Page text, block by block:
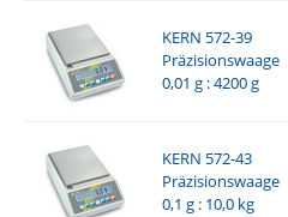
KERN 572-39
Präzisionswaage
0,01 g : 4200 g
KERN 572-43
Präzisionswaage
0,1 g : 10,0 kg